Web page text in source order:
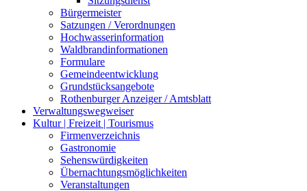
Bürgermeister
Satzungen / Verordnungen
Hochwasserinformation
Waldbrandinformationen
Formulare
Gemeindeentwicklung
Grundstücksangebote
Rothenburger Anzeiger / Amtsblatt
Verwaltungswegweiser
Kultur | Freizeit | Tourismus
Firmenverzeichnis
Gastronomie
Sehenswürdigkeiten
Übernachtungsmöglichkeiten
Veranstaltungen